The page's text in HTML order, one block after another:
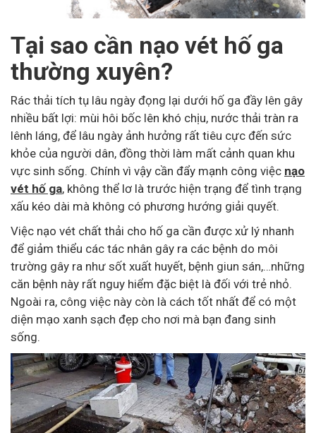
Tại sao cần nạo vét hố ga
thường xuyên?
Rác thải tích tụ lâu ngày đọng lại dưới hố ga đầy lên gây
nhiều bất lợi: mùi hôi bốc lên khó chịu, nước thải tràn ra
lênh láng, để lâu ngày ảnh hưởng rất tiêu cực đến sức
khỏe của người dân, đồng thời làm mất cảnh quan khu
vực sinh sống. Chính vì vậy cần đẩy mạnh công việc nạo
vét hố ga, không thể lơ là trước hiện trạng để tình trạng
xấu kéo dài mà không có phương hướng giải quyết.
Việc nạo vét chất thải cho hố ga cần được xử lý nhanh
để giảm thiểu các tác nhân gây ra các bệnh do môi
trường gây ra như sốt xuất huyết, bệnh giun sán,…những
căn bệnh này rất nguy hiểm đặc biệt là đối với trẻ nhỏ.
Ngoài ra, công việc này còn là cách tốt nhất để có một
diện mạo xanh sạch đẹp cho nơi mà bạn đang sinh
sống.